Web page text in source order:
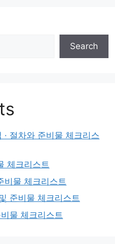
Search
절차와 준비물 체크리스
체크리스트
비물 체크리스트
준비물 체크리스트
물 체크리스트